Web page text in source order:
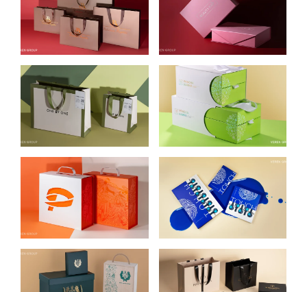
ROKSOLANA
BOGUTSKA
ПОДАРОЧНЫХ
НАБОРОВ
BEAUTY KAIF
УПАКОВКА ДЛЯ
ЖЕНСКОЙ
ОДЕЖДЫ ONE BY
ONE
УПАКОВКА ДЛЯ
PANCHA KARMA
УПАКОВКА ДЛЯ
PLARIUM
УПАКОВКА ДЛЯ
KHOLODOVYCH
NAILS
УПАКОВКА ДЛЯ
ЖИТОМИРСКОГО
УПАКОВКА ДЛЯ
PHENOMENA